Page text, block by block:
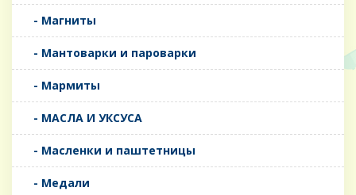
- Магниты
- Мантоварки и пароварки
- Мармиты
- МАСЛА И УКСУСА
- Масленки и паштетницы
- Медали